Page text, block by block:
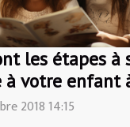
les étapes à
à votre enfant
2018 14:15